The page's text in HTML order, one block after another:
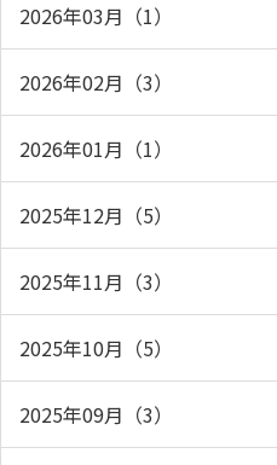
2026年03月（1）
2026年02月（3）
2026年01月（1）
2025年12月（5）
2025年11月（3）
2025年10月（5）
2025年09月（3）